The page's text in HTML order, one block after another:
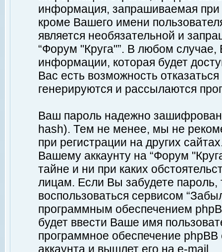
информация, запрашиваемая при
кроме Вашего имени
является необязательной и
“Форум "Круга"”. В любом
информации, которая будет
Вас есть возможность
генерируются и рассылаются
Ваш пароль надежно
hash). Тем не менее, мы не
при регистрации на других
Вашему аккаунту на “Форум
тайне и ни при каких
лицам. Если Вы забудете пароль,
воспользоваться сервисом
программным обеспечением
будет ввести Ваше имя
программное обеспечение
аккаунта и вышлет его на e-mail.